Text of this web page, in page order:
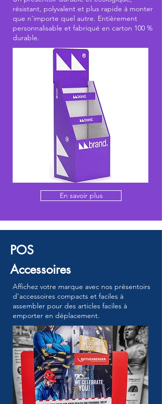
résistant, polyvalent et plus rapide à monter
que n'importe quel autre. Entièrement
personnalisable et fabriqué en carton 100 %
durable.
En savoir plus
POS
Accessoires
Affichez votre marque avec nos présentoirs
d'accessoires compacts et faciles à
assembler pour des articles faciles à
emporter en déplacement.